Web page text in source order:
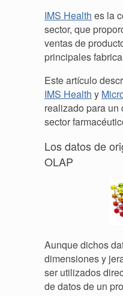
IMS Health es la
sector, que
ventas de
principales
Este artículo
IMS Health y
realizado para un
sector
Los datos de
OLAP
Aunque dichos
dimensiones y
ser utilizados
de datos de un